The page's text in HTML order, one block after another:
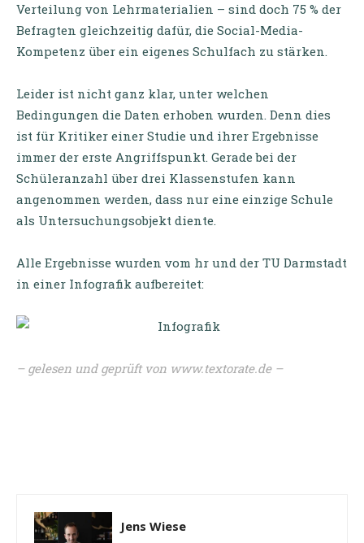
Verteilung von Lehrmaterialien – sind doch 75 % der
Befragten gleichzeitig dafür, die Social-Media-
Kompetenz über ein eigenes Schulfach zu stärken.
Leider ist nicht ganz klar, unter welchen
Bedingungen die Daten erhoben wurden. Denn dies
ist für Kritiker einer Studie und ihrer Ergebnisse
immer der erste Angriffspunkt. Gerade bei der
Schüleranzahl über drei Klassenstufen kann
angenommen werden, dass nur eine einzige Schule
als Untersuchungsobjekt diente.
Alle Ergebnisse wurden vom hr und der TU Darmstadt
in einer Infografik aufbereitet:
– gelesen und geprüft von www.textorate.de–
Jens Wiese